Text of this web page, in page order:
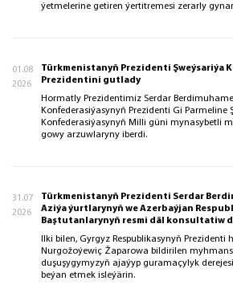
ýetmelerine getiren ýertitremesi zerarly
01.08
2026
Türkmenistanyň Prezidenti Şweýsariýa
Prezidentini gutlady
Hormatly Prezidentimiz Serdar
Konfederasiýasynyň Prezidenti Gi Parmeline
Konfederasiýasynyň Milli güni mynasybetli
gowy arzuwlaryny iberdi.
31.07
2026
Türkmenistanyň Prezidenti Serdar
Aziýa ýurtlarynyň we Azerbaýjan
Baştutanlarynyň resmi däl konsultatiw
Ilki bilen, Gyrgyz Respublikasynyň Prezidenti
Nurgožoýewiç Žaparowa bildirilen
duşuşygymyzyň ajaýyp guramaçylyk
beýan etmek isleýärin.